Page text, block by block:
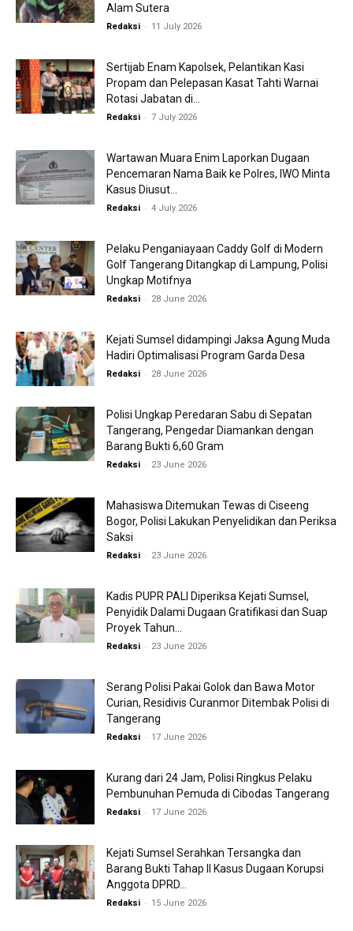
Alam Sutera
Redaksi - 11 July 2026
Sertijab Enam Kapolsek, Pelantikan Kasi
Propam dan Pelepasan Kasat Tahti Warnai
Rotasi Jabatan di...
Redaksi - 7 July 2026
Wartawan Muara Enim Laporkan Dugaan
Pencemaran Nama Baik ke Polres, IWO Minta
Kasus Diusut...
Redaksi - 4 July 2026
Pelaku Penganiayaan Caddy Golf di Modern
Golf Tangerang Ditangkap di Lampung, Polisi
Ungkap Motifnya
Redaksi - 28 June 2026
Kejati Sumsel didampingi Jaksa Agung Muda
Hadiri Optimalisasi Program Garda Desa
Redaksi - 28 June 2026
Polisi Ungkap Peredaran Sabu di Sepatan
Tangerang, Pengedar Diamankan dengan
Barang Bukti 6,60 Gram
Redaksi - 23 June 2026
Mahasiswa Ditemukan Tewas di Ciseeng
Bogor, Polisi Lakukan Penyelidikan dan Periksa
Saksi
Redaksi - 23 June 2026
Kadis PUPR PALI Diperiksa Kejati Sumsel,
Penyidik Dalami Dugaan Gratifikasi dan Suap
Proyek Tahun...
Redaksi - 23 June 2026
Serang Polisi Pakai Golok dan Bawa Motor
Curian, Residivis Curanmor Ditembak Polisi di
Tangerang
Redaksi - 17 June 2026
Kurang dari 24 Jam, Polisi Ringkus Pelaku
Pembunuhan Pemuda di Cibodas Tangerang
Redaksi - 17 June 2026
Kejati Sumsel Serahkan Tersangka dan
Barang Bukti Tahap II Kasus Dugaan Korupsi
Anggota DPRD...
Redaksi - 15 June 2026